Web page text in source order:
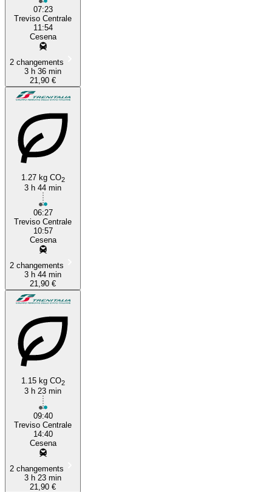
07:23
Treviso Centrale
11:54
Cesena
2 changements
3 h 36 min
21,90 €
1.27 kg CO2
3 h 44 min
06:27
Treviso Centrale
10:57
Cesena
2 changements
3 h 44 min
21,90 €
1.15 kg CO2
3 h 23 min
09:40
Treviso Centrale
14:40
Cesena
2 changements
3 h 23 min
21,90 €